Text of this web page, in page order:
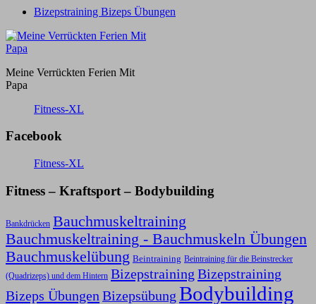
Bizepstraining Bizeps Übungen
Meine Verrückten Ferien Mit
Papa
Fitness-XL
Facebook
Fitness-XL
Fitness – Kraftsport – Bodybuilding
Bankdrücken Bauchmuskeltraining
Bauchmuskeltraining - Bauchmuskeln Übungen
Bauchmuskelübung Beintraining Beintraining für die Beinstrecker
(Quadrizeps) und dem Hintern Bizepstraining Bizepstraining
Bizeps Übungen Bizepsübung Bodybuilding